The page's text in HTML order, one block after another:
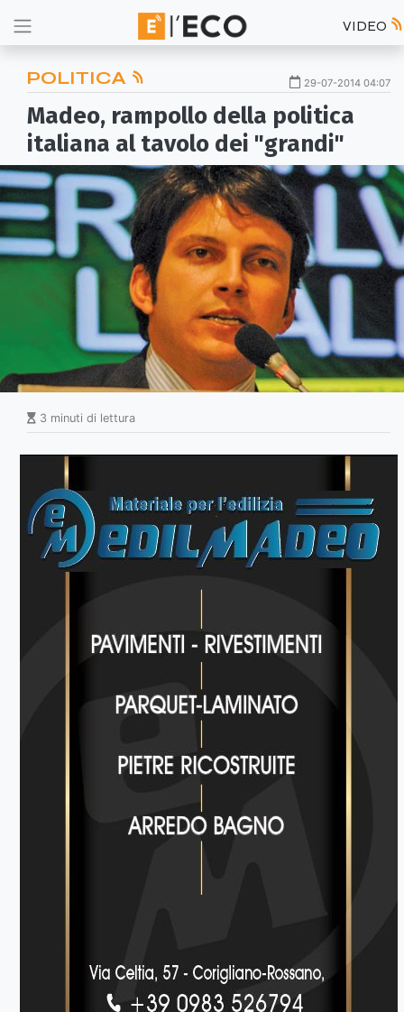
VIDEO
POLITICA 29-07-2014 04:07
Madeo, rampollo della politica
italiana al tavolo dei "grandi"
3 minuti di lettura